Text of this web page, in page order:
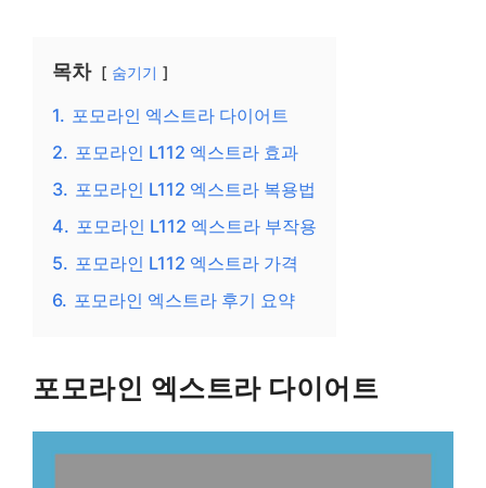
목차 숨기기
1. 포모라인 엑스트라 다이어트
2. 포모라인 L112 엑스트라 효과
3. 포모라인 L112 엑스트라 복용법
4. 포모라인 L112 엑스트라 부작용
5. 포모라인 L112 엑스트라 가격
6. 포모라인 엑스트라 후기 요약
포모라인 엑스트라 다이어트